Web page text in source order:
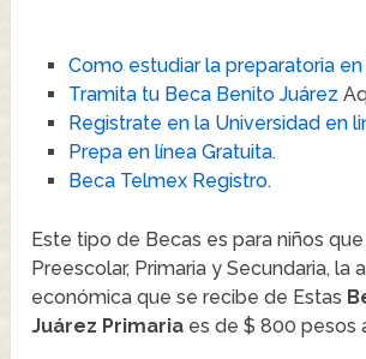
Como estudiar la preparatoria en
Tramita tu Beca Benito Juárez
Registrate en la Universidad en
Prepa en línea Gratuita.
Beca Telmex Registro.
Este tipo de Becas es para niños
Preescolar, Primaria y Secundaria, la
económica que se recibe de Estas
Juárez Primaria es de $ 800 pesos